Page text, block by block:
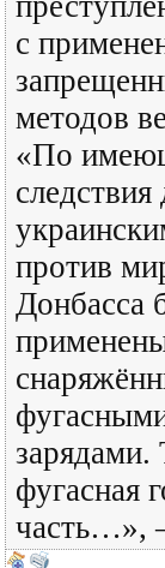
с
методов
«По
против
Донбасса
зарядами.
фугасная
часть…»,